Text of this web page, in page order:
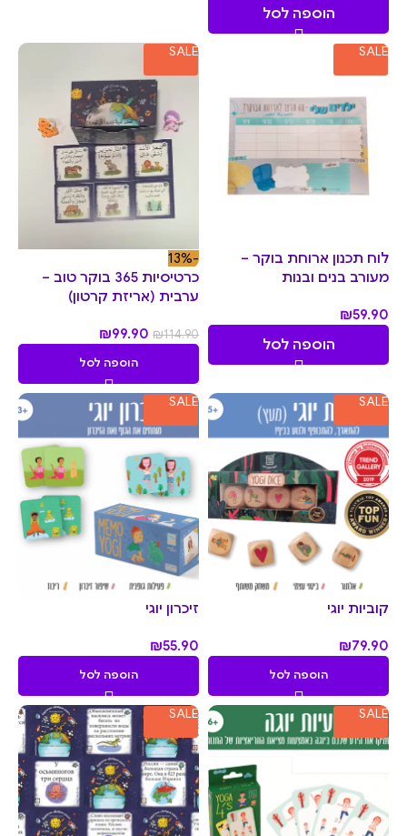
הוספה לסל
SALE
לוח תכנון ארוחת בוקר –
מעורב בנים ובנות
₪59.90
הוספה לסל
SALE
-13%
כרטיסיות 365 בוקר טוב –
ערבית (אריזת קרטון)
₪114.90
₪99.90
הוספה לסל
SALE
קוביות יוגי
₪79.90
הוספה לסל
SALE
זיכרון יוגי
₪55.90
הוספה לסל
SALE
SALE